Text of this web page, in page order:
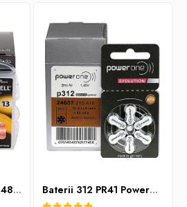
Baterii Duracell 13 PR48 DA13 Zinc-Aer 1,45V Pentru Aparate Auditive Set 60 Baterii Baterii 312 PR41 PowerOne Evolution Zinc-Aer 1.45V Pentru Aparate Auditive Cutie 60 Baterii